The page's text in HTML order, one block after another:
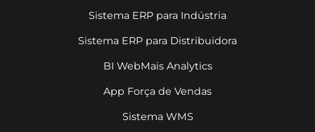
Sistema ERP para Indústria
Sistema ERP para Distribuidora
BI WebMais Analytics
App Força de Vendas
Sistema WMS